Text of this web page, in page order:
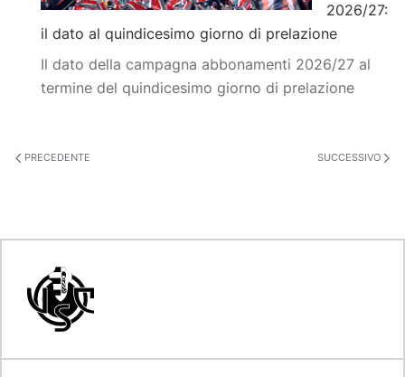
2026/27:
il dato al quindicesimo giorno di prelazione
Il dato della campagna abbonamenti 2026/27 al
termine del quindicesimo giorno di prelazione
PRECEDENTE SUCCESSIVO